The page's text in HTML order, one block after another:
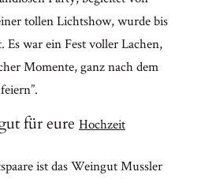
tollen Lichtshow, wurde bis
Es war ein Fest voller Lachen,
Momente, ganz nach dem
für eure Hochzeit
ist das Weingut Mussler